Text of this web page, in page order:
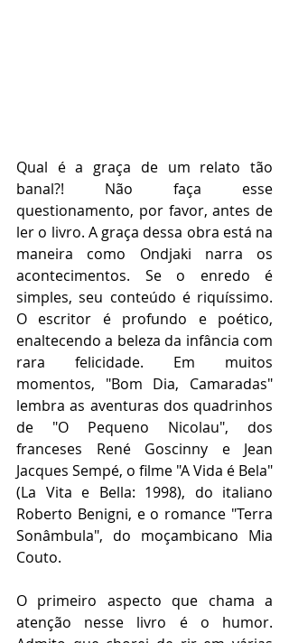
Qual é a graça de um relato tão
banal?! Não faça esse
questionamento, por favor, antes de
ler o livro. A graça dessa obra está na
maneira como Ondjaki narra os
acontecimentos. Se o enredo é
simples, seu conteúdo é riquíssimo.
O escritor é profundo e poético,
enaltecendo a beleza da infância com
rara felicidade. Em muitos
momentos, "Bom Dia, Camaradas"
lembra as aventuras dos quadrinhos
de "O Pequeno Nicolau", dos
franceses René Goscinny e Jean
Jacques Sempé, o filme "A Vida é Bela"
(La Vita e Bella: 1998), do italiano
Roberto Benigni, e o romance "Terra
Sonâmbula", do moçambicano Mia
Couto.
O primeiro aspecto que chama a
atenção nesse livro é o humor.